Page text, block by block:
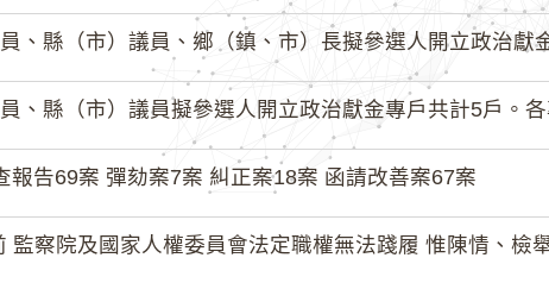
縣（市）議員、鄉（鎮、市）長擬參選人開立政治獻金專
縣（市）議員擬參選人開立政治獻金專戶共計5戶。各專
報告69案 彈劾案7案 糾正案18案 函請改善案67案
察院及國家人權委員會法定職權無法踐履 惟陳情、檢舉